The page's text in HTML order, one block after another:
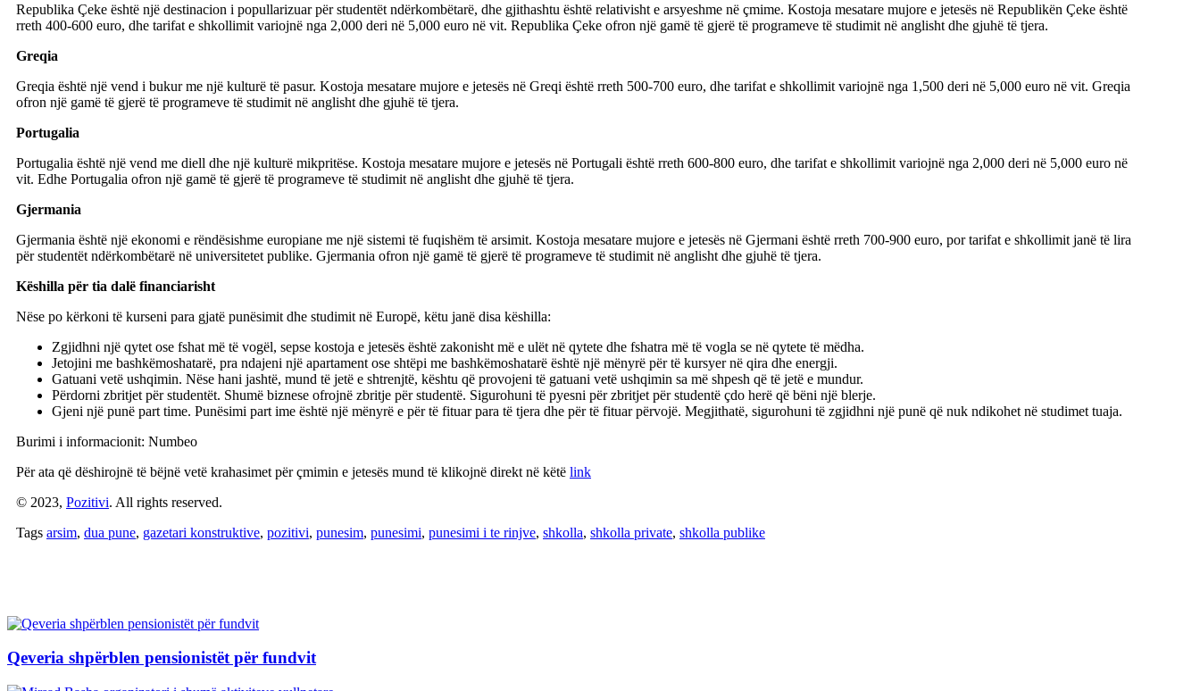
Republika Çeke është një destinacion i popullarizuar për studentët ndërkombëtarë, dhe gjithashtu është relativisht e arsyeshme në çmime. Kostoja mesatare mujore e jetesës në Republikën Çeke është
rreth 400-600 euro, dhe tarifat e shkollimit variojnë nga 2,000 deri në 5,000 euro në vit. Republika Çeke ofron një gamë të gjerë të programeve të studimit në anglisht dhe gjuhë të tjera.
Greqia
Greqia është një vend i bukur me një kulturë të pasur. Kostoja mesatare mujore e jetesës në Greqi është rreth 500-700 euro, dhe tarifat e shkollimit variojnë nga 1,500 deri në 5,000 euro në vit. Greqia
ofron një gamë të gjerë të programeve të studimit në anglisht dhe gjuhë të tjera.
Portugalia
Portugalia është një vend me diell dhe një kulturë mikpritëse. Kostoja mesatare mujore e jetesës në Portugali është rreth 600-800 euro, dhe tarifat e shkollimit variojnë nga 2,000 deri në 5,000 euro në
vit. Edhe Portugalia ofron një gamë të gjerë të programeve të studimit në anglisht dhe gjuhë të tjera.
Gjermania
Gjermania është një ekonomi e rëndësishme europiane me një sistemi të fuqishëm të arsimit. Kostoja mesatare mujore e jetesës në Gjermani është rreth 700-900 euro, por tarifat e shkollimit janë të lira
për studentët ndërkombëtarë në universitetet publike. Gjermania ofron një gamë të gjerë të programeve të studimit në anglisht dhe gjuhë të tjera.
Këshilla për tia dalë financiarisht
Nëse po kërkoni të kurseni para gjatë punësimit dhe studimit në Europë, këtu janë disa këshilla:
Zgjidhni një qytet ose fshat më të vogël, sepse kostoja e jetesës është zakonisht më e ulët në qytete dhe fshatra më të vogla se në qytete të mëdha.
Jetojini me bashkëmoshatarë, pra ndajeni një apartament ose shtëpi me bashkëmoshatarë është një mënyrë për të kursyer në qira dhe energji.
Gatuani vetë ushqimin. Nëse hani jashtë, mund të jetë e shtrenjtë, kështu që provojeni të gatuani vetë ushqimin sa më shpesh që të jetë e mundur.
Përdorni zbritjet për studentët. Shumë biznese ofrojnë zbritje për studentë. Sigurohuni të pyesni për zbritjet për studentë çdo herë që bëni një blerje.
Gjeni një punë part time. Punësimi part ime është një mënyrë e për të fituar para të tjera dhe për të fituar përvojë. Megjithatë, sigurohuni të zgjidhni një punë që nuk ndikohet në studimet tuaja.
Burimi i informacionit: Numbeo
Për ata që dëshirojnë të bëjnë vetë krahasimet për çmimin e jetesës mund të klikojnë direkt në këtë link
© 2023, Pozitivi. All rights reserved.
Tags arsim, dua pune, gazetari konstruktive, pozitivi, punesim, punesimi, punesimi i te rinjve, shkolla, shkolla private, shkolla publike
Qeveria shpërblen pensionistët për fundvit